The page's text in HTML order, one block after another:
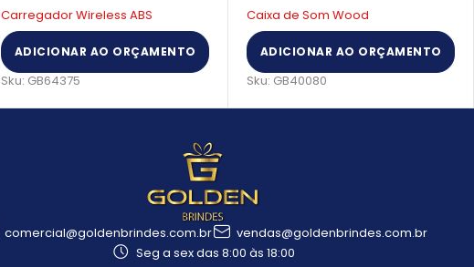
Caixa de Som Wood
ADICIONAR AO ORÇAMENTO
Sku: GB40080
Relógio Wood Pratic
ADICIONAR AO ORÇAMENTO
Sku: GB85340
comercial@goldenbrindes.com.br
vendas@goldenbrindes.com.br
Seg a sex das 8:00 às 18:00